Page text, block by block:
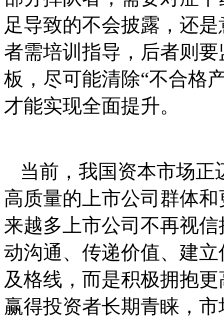
足导致的不会披露，还
者需培训指导，后者则
板，尽可能清除“不合格
才能实现全面提升。
当前，我国资本市场
高质量的上市公司群体
来越多上市公司不再视
动沟通、传递价值、建
及格线，而是积极拥抱
赢得投资者长期青睐，